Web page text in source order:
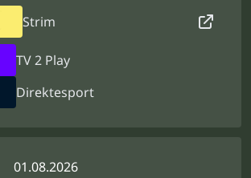
Strim
TV 2 Play
Direktesport
01.08.2026